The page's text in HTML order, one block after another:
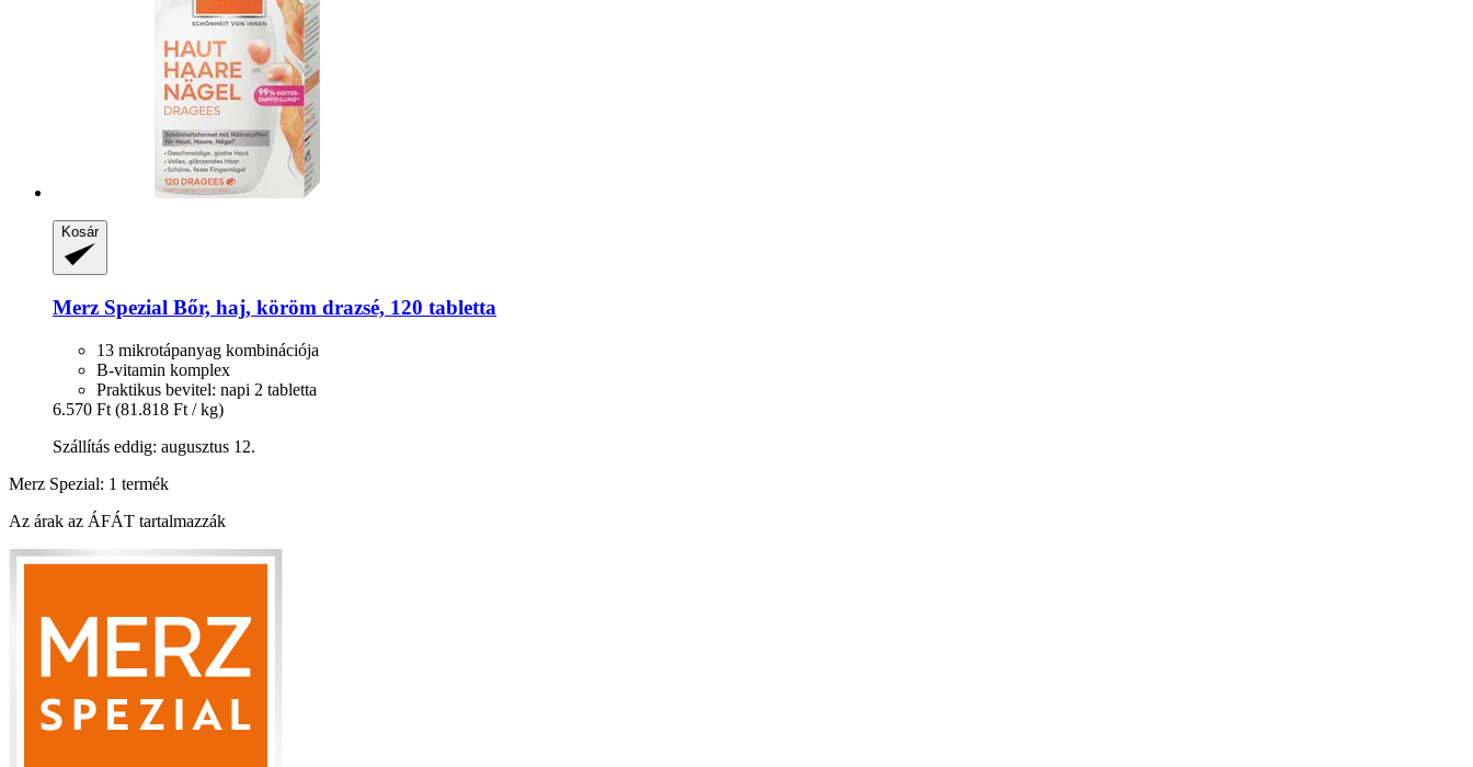
Kosár
Merz Spezial Bőr, haj, köröm drazsé, 120 tabletta
13 mikrotápanyag kombinációja
B-vitamin komplex
Praktikus bevitel: napi 2 tabletta
6.570 Ft (81.818 Ft / kg)
Szállítás eddig: augusztus 12.
Merz Spezial: 1 termék
Az árak az ÁFÁT tartalmazzák